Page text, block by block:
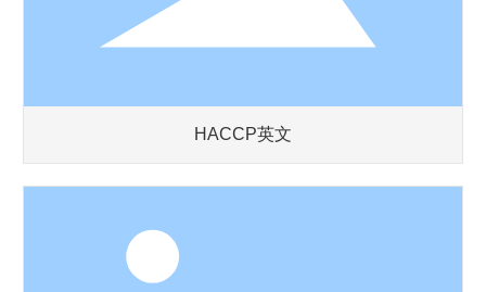
HACCP英文